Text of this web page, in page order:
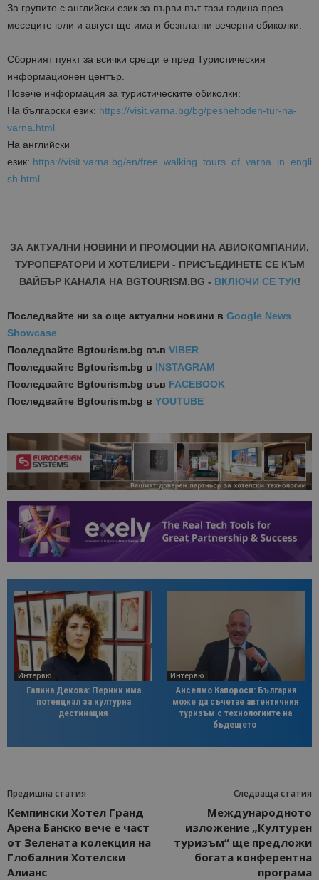
За групите с английски език за първи път тази година през
месеците юли и август ще има и безплатни вечерни обиколки.
Сборният пункт за всички срещи е пред Туристическия
информационен център.
Повече информация за туристическите обиколки:
На български език: https://visit.varna.bg/bg/peshehoden-tur-na-
varna.html
На английски
език: https://visit.varna.bg/en/free_walking_tours_of_varna_in_engli
sh.html
ЗА АКТУАЛНИ НОВИНИ И ПРОМОЦИИ НА АВИОКОМПАНИИ,
ТУРОПЕРАТОРИ И ХОТЕЛИЕРИ - ПРИСЪЕДИНЕТЕ СЕ КЪМ
ВАЙБЪР КАНАЛА НА BGTOURISM.BG - ВКЛЮЧИ СЕ ТУК!
Последвайте ни за още актуални новини в Google News
Showcase
Последвайте Bgtourism.bg във VIBER
Последвайте Bgtourism.bg в INSTAGRAM
Последвайте Bgtourism.bg във FACEBOOK
Последвайте Bgtourism.bg в YOUTUBE
Интервю
Галина Декова: Перник има
потенциал за културна
дестинация
Интервю
Анселмо Капороси: България
може да съчетае автентичния
туризъм с технологиите на
бъдещето
Предишна статия
Кемпински Хотел Гранд
Арена Банско вече е част
от Зелената колекция на
Глобалния Хотелски
Алианс
Следваща статия
Международното
изложение „Културен
туризъм“ ще предложи
богата конферентна
програма